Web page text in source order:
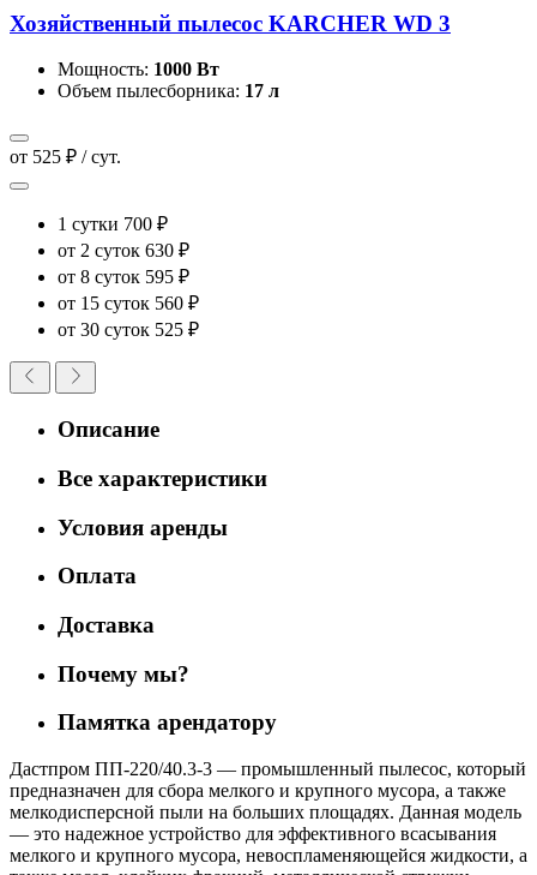
Хозяйственный пылесос KARCHER WD 3
Мощность: 1000 Вт
Объем пылесборника: 17 л
от 525 ₽ / сут.
1 сутки 700 ₽
от 2 суток 630 ₽
от 8 суток 595 ₽
от 15 суток 560 ₽
от 30 суток 525 ₽
Описание
Все характеристики
Условия аренды
Оплата
Доставка
Почему мы?
Памятка арендатору
Дастпром ПП-220/40.3-3 — промышленный пылесос, который
предназначен для сбора мелкого и крупного мусора, а также
мелкодисперсной пыли на больших площадях. Данная модель
— это надежное устройство для эффективного всасывания
мелкого и крупного мусора, невоспламеняющейся жидкости, а